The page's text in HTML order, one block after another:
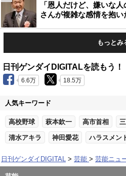
「恩人だけど、嫌いな
さんが複雑な感情を抱
もっとみ
日刊ゲンダイDIGITALを読もう！
6.6万 18.5万
人気キーワード
高校野球 萩本欽一 高市首相
清水アキラ 神田愛花 ハラスメン
日刊ゲンダイDIGITAL 芸能 芸能ニュ